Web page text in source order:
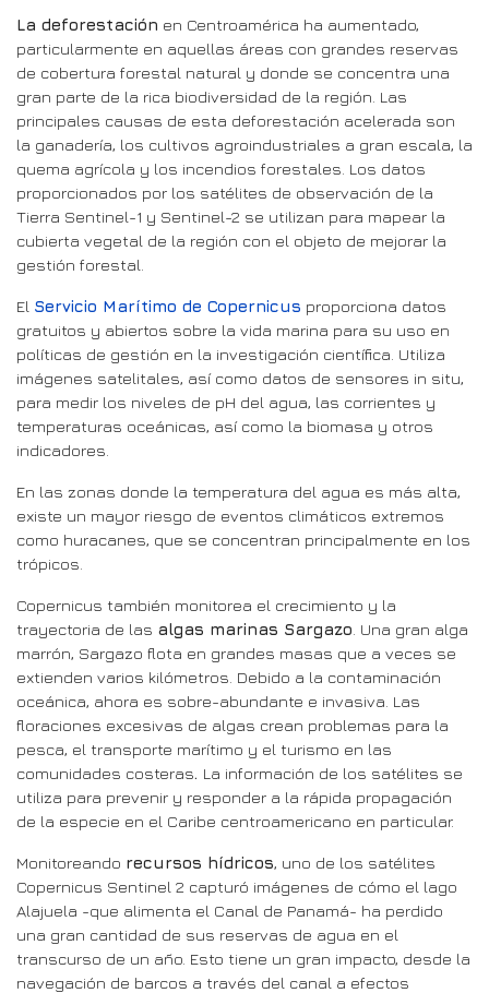
La deforestación en Centroamérica ha aumentado,
particularmente en aquellas áreas con grandes reservas
de cobertura forestal natural y donde se concentra una
gran parte de la rica biodiversidad de la región. Las
principales causas de esta deforestación acelerada son
la ganadería, los cultivos agroindustriales a gran escala, la
quema agrícola y los incendios forestales. Los datos
proporcionados por los satélites de observación de la
Tierra Sentinel-1 y Sentinel-2 se utilizan para mapear la
cubierta vegetal de la región con el objeto de mejorar la
gestión forestal.
El Servicio Marítimo de Copernicus proporciona datos
gratuitos y abiertos sobre la vida marina para su uso en
políticas de gestión en la investigación científica. Utiliza
imágenes satelitales, así como datos de sensores in situ,
para medir los niveles de pH del agua, las corrientes y
temperaturas oceánicas, así como la biomasa y otros
indicadores.
En las zonas donde la temperatura del agua es más alta,
existe un mayor riesgo de eventos climáticos extremos
como huracanes, que se concentran principalmente en los
trópicos.
Copernicus también monitorea el crecimiento y la
trayectoria de las algas marinas Sargazo . Una gran alga
marrón, Sargazo flota en grandes masas que a veces se
extienden varios kilómetros. Debido a la contaminación
oceánica, ahora es sobre-abundante e invasiva. Las
floraciones excesivas de algas crean problemas para la
pesca, el transporte marítimo y el turismo en las
comunidades costeras. La información de los satélites se
utiliza para prevenir y responder a la rápida propagación
de la especie en el Caribe centroamericano en particular.
Monitoreando recursos hídricos, uno de los satélites
Copernicus Sentinel 2 capturó imágenes de cómo el lago
Alajuela -que alimenta el Canal de Panamá- ha perdido
una gran cantidad de sus reservas de agua en el
transcurso de un año. Esto tiene un gran impacto, desde la
navegación de barcos a través del canal a efectos